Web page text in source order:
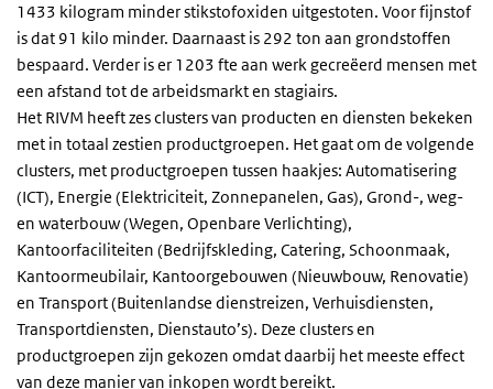
1433 kilogram minder stikstofoxiden uitgestoten. Voor fijnstof
is dat 91 kilo minder. Daarnaast is 292 ton aan grondstoffen
bespaard. Verder is er 1203 fte aan werk gecreëerd mensen met
een afstand tot de arbeidsmarkt en stagiairs.
Het RIVM heeft zes clusters van producten en diensten bekeken
met in totaal zestien productgroepen. Het gaat om de volgende
clusters, met productgroepen tussen haakjes: Automatisering
(ICT), Energie (Elektriciteit, Zonnepanelen, Gas), Grond-, weg-
en waterbouw (Wegen, Openbare Verlichting),
Kantoorfaciliteiten (Bedrijfskleding, Catering, Schoonmaak,
Kantoormeubilair, Kantoorgebouwen (Nieuwbouw, Renovatie)
en Transport (Buitenlandse dienstreizen, Verhuisdiensten,
Transportdiensten, Dienstauto’s). Deze clusters en
productgroepen zijn gekozen omdat daarbij het meeste effect
van deze manier van inkopen wordt bereikt.